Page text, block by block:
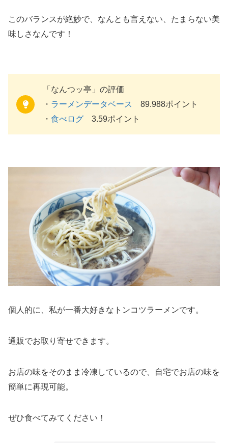
このバランスが絶妙で、なんとも言えない、たまらない美
味しさなんです！
「なんつッ亭」の評価
・ ラーメンデータベース
89.988ポイント
・ 食べログ 3.59ポイント
個人的に、私が一番大好きなトンコツラーメンです。
通販でお取り寄せできます。
お店の味をそのまま冷凍しているので、自宅でお店の味を
簡単に再現可能。
ぜひ食べてみてください！